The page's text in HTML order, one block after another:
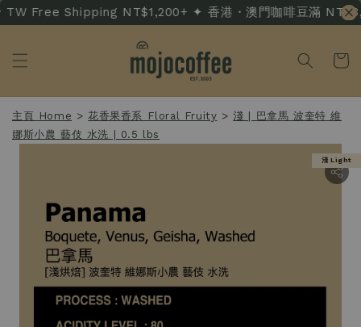
Free Shipping NT$1,200+ ✦ 香港・澳門咖啡豆滿
主頁 Home >花香果香系 Floral Fruity >淺 | 巴拿馬 波奎特 維
娜斯小農 藝伎 水洗 | 0.5 lbs
淺 Light